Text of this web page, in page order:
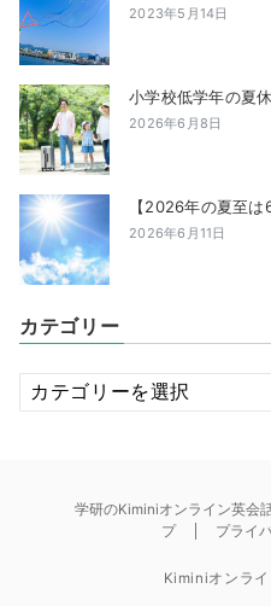
2023年5月14日
小学校低学年の夏
2026年6月8日
【2026年の夏至
2026年6月11日
カテゴリー
カ
テ
学研のKiminiオンライン英会
プ
プライ
Kiminiオンラ